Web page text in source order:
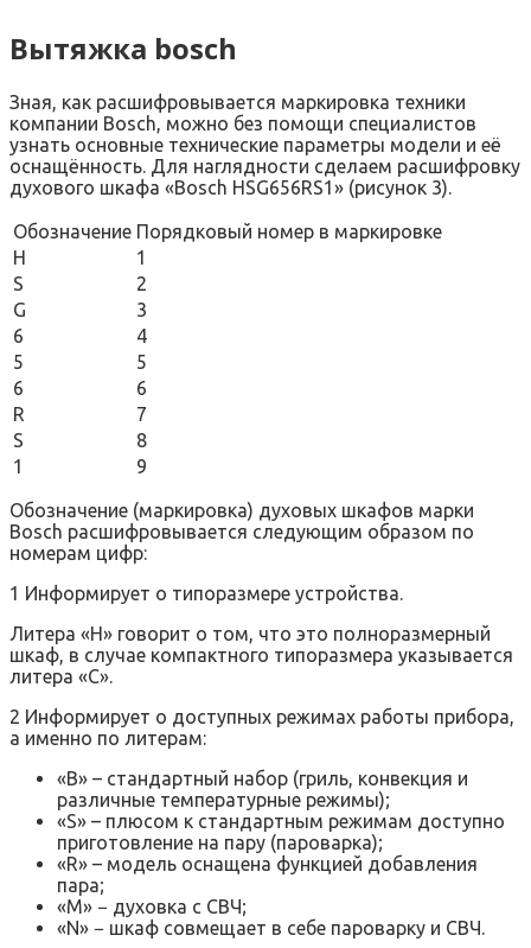
Вытяжка bosch
Зная, как расшифровывается маркировка техники
компании Bosch, можно без помощи специалистов
узнать основные технические параметры модели и её
оснащённость. Для наглядности сделаем расшифровку
духового шкафа «Bosch HSG656RS1» (рисунок 3).
Обозначение Порядковый номер в маркировке
H
1
S
2
G
3
6
4
5
5
6
6
R
7
S
8
1
9
Обозначение (маркировка) духовых шкафов марки
Bosch расшифровывается следующим образом по
номерам цифр:
1 Информирует о типоразмере устройства.
Литера «Н» говорит о том, что это полноразмерный
шкаф, в случае компактного типоразмера указывается
литера «С».
2 Информирует о доступных режимах работы прибора,
а именно по литерам:
«B» – стандартный набор (гриль, конвекция и
различные температурные режимы);
«S» – плюсом к стандартным режимам доступно
приготовление на пару (пароварка);
«R» – модель оснащена функцией добавления
пара;
«M» − духовка с СВЧ;
«N» − шкаф совмещает в себе пароварку и СВЧ.